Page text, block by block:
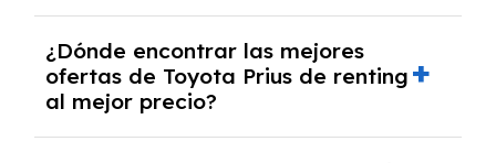
autónomos, justificante de ingresos y, en
algunos casos, un informe fiscal y un pago
inicial.
¿Dónde encontrar las mejores
ofertas de Toyota Prius de renting
al mejor precio?